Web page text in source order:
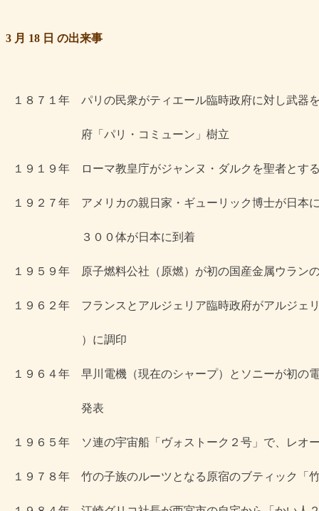
3 月 18 日 の出来事